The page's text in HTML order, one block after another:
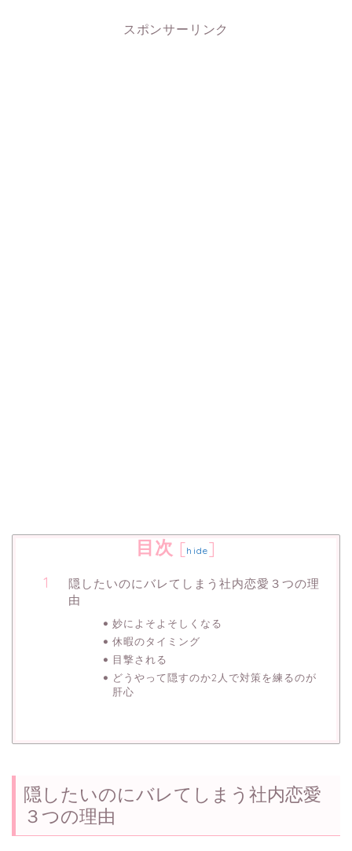
スポンサーリンク
目次 [hide]
隠したいのにバレてしまう社内恋愛３つの理
由
妙によそよそしくなる
休暇のタイミング
目撃される
どうやって隠すのか2人で対策を練るのが
肝心
隠したいのにバレてしまう社内恋愛
３つの理由